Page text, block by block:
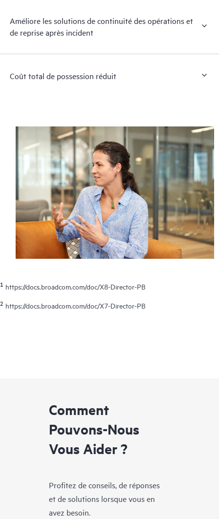
Améliore les solutions de continuité des opérations et
de reprise après incident
Coût total de possession réduit
1 https://docs.broadcom.com/doc/X8-Director-PB
2 https://docs.broadcom.com/doc/X7-Director-PB
Comment
Pouvons-Nous
Vous Aider ?
Profitez de conseils, de réponses
et de solutions lorsque vous en
avez besoin.